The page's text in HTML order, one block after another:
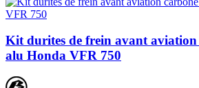
Kit durites de frein avant aviation
alu Honda VFR 750